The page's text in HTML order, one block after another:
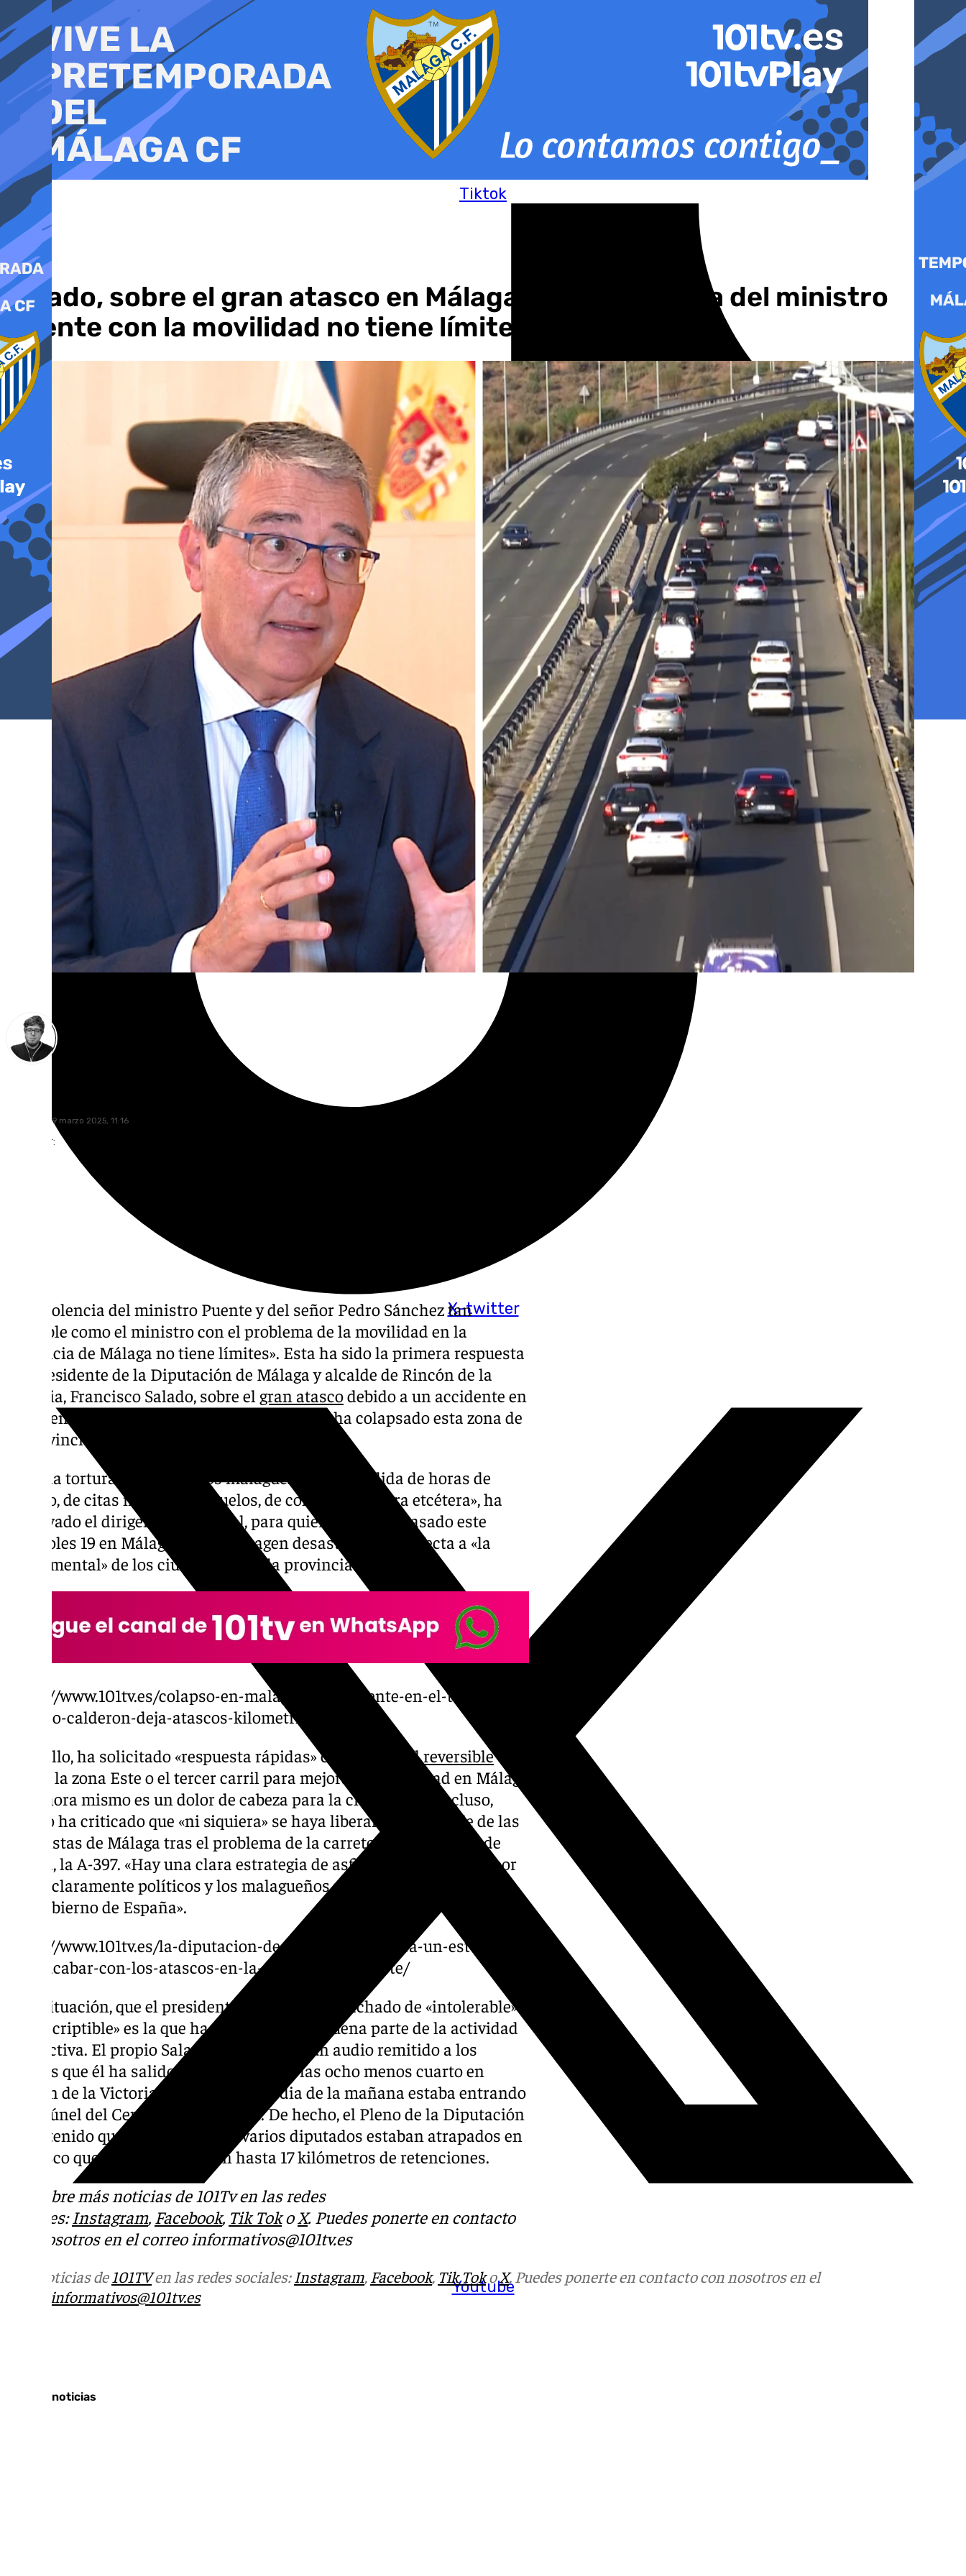
al
contenido
Tiktok
X-twitter
Youtube
Salado, sobre el gran atasco en Málaga: «La indolencia del ministro
Puente con la movilidad no tiene límites
miércoles, 19 marzo 2025, 11:16
Compartir:
La indolencia del ministro Puente y del señor Pedro Sánchez tan
culpable como el ministro con el problema de la movilidad en la
provincia de Málaga no tiene límites». Esta ha sido la primera respuesta
del presidente de la Diputación de Málaga y alcalde de Rincón de la
Victoria, Francisco Salado, sobre el gran atascodebido a un accidente en
la A-7 en el túnel de Cerrado de Calderón que ha colapsado esta zona de
la provincia durante al menos cuatro horas.
«Es una tortura para todos los malagueños con pérdida de horas de
trabajo, de citas médicas, de vuelos, de colegios, etcétera etcétera», ha
subrayado el dirigente provincial, para quien lo que ha pasado este
miércoles 19 en Málaga es «una imagen desastrosa» que afecta a «la
salud mental» de los ciudadanos de la provincia.
https://www.101tv.es/colapso-en-malaga-un-accidente-en-el-tunel-de-
cerrado-calderon-deja-atascos-kilometricos/
Ante ello, ha solicitado «respuesta rápidas» como el
carril reversibleen la
A-7 en la zona Este o el tercer carril para mejorar la movilidad en Málaga,
que ahora mismo es un dolor de cabeza para la ciudadanía. Incluso,
Salado ha criticado que «ni siquiera» se haya liberalizado el peaje de las
autopistas de Málaga tras el problema de la carretera autonómica de
Ronda, la A-397. «Hay una clara estrategia de asfixiar a la provincia por
tintes claramente políticos y los malagueños no se merecen este trato
del Gobierno de España».
https://www.101tv.es/la-diputacion-de-malaga-encargara-un-estudio-
para-acabar-con-los-atascos-en-la-a-7-en-la-zona-este/
Esta situación, que el presidente provincial ha tachado de «intolerable» e
«indescriptible» es la que ha paralizado hoy buena parte de la actividad
productiva. El propio Salado reconocía en un audio remitido a los
medios que él ha salido hoy de su casa a las ocho menos cuarto en
Rincón de la Victoria, y a las diez y media de la mañana estaba entrando
en el túnel del Cerrado de Calderón. De hecho, el Pleno de la Diputación
se ha tenido que retrasar, ya que varios diputados estaban atrapados en
el atasco que se ha saldado con hasta 17 kilómetros de retenciones.
Descubre más noticias de 101Tv en las redes
sociales: Instagram, Facebook, Tik Toko X. Puedes ponerte en contacto
con nosotros en el correo informativos@101tv.es
Más noticias de 101TVen las redes sociales: Instagram, Facebook, Tik TokoX. Puedes ponerte en contacto con nosotros en el
informativos@101tv.es
Últimas noticias